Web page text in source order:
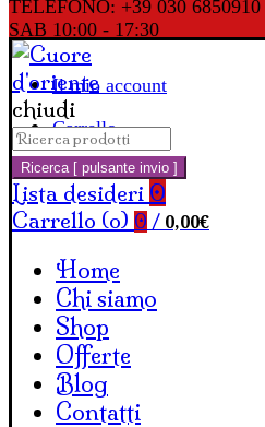
TELEFONO: +39 030 6850910
SAB 10:00 - 17:30
Il mio account
Carrello
chiudi
Cerca:
Ricerca [ pulsante invio ]
Lista desideri 0
Carrello (o) 0 / 0,00€
Home
Chi siamo
Shop
Offerte
Blog
Contatti